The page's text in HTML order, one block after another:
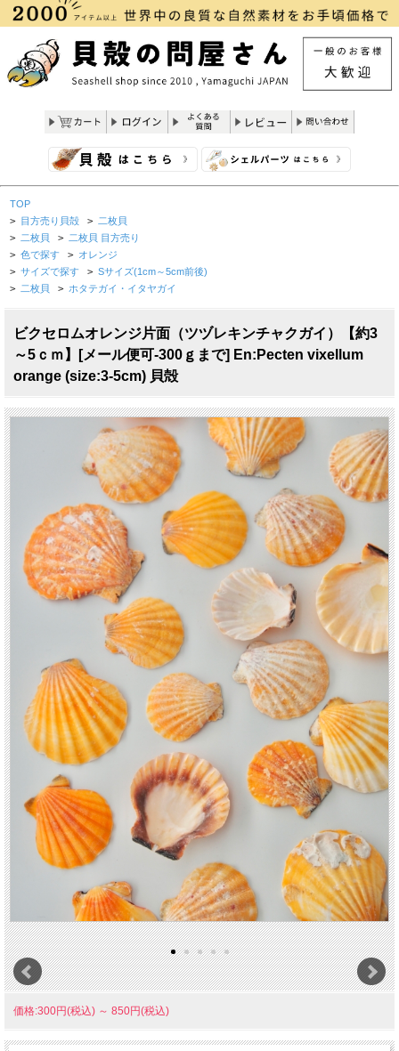
TOP
> 目方売り貝殻 > 二枚貝
> 二枚貝 > 二枚貝 目方売り
> 色で探す > オレンジ
> サイズで探す > Sサイズ(1cm～5cm前後)
> 二枚貝 > ホタテガイ・イタヤガイ
ビクセロムオレンジ片面（ツヅレキンチャクガイ）【約3
～5ｃｍ】[メール便可-300ｇまで] En:Pecten vixellum
orange (size:3-5cm) 貝殻
価格:300円(税込) ～ 850円(税込)